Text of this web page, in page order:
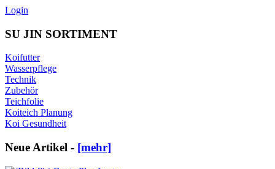
Login
SU JIN SORTIMENT
Koifutter
Wasserpflege
Technik
Zubehör
Teichfolie
Koiteich Planung
Koi Gesundheit
Neue Artikel - [mehr]